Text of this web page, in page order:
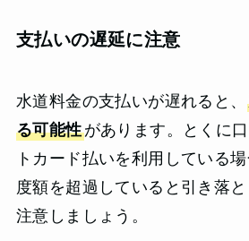
支払いの遅延に注意
水道料金の支払いが遅れると、
る可能性があります。とくに
トカード払いを利用している
度額を超過していると引き落
注意しましょう。